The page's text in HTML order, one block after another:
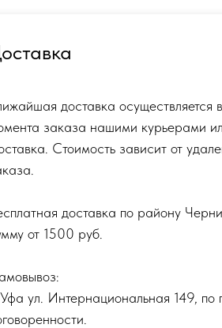
доставка осуществляется
заказа нашими курьерами
Стоимость зависит от
доставка по району
от 1500 руб.
Уфа ул. Интернациональная 149, по